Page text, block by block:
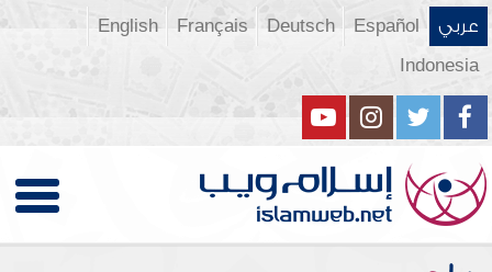
عربي Español
Deutsch
Français
English
Indonesia